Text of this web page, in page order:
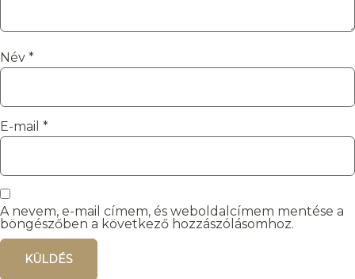
Név *
E-mail *
A nevem, e-mail címem, és weboldalcímem mentése a
böngészőben a következő hozzászólásomhoz.